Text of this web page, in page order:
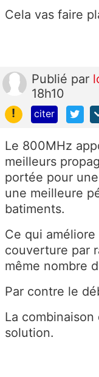
Cela vas faire
Publié par
18h10
!
citer
Le 800MHz
meilleurs
portée pour
une meilleure
batiments.
Ce qui
couverture par
même nombre
Par contre le
La
solution.